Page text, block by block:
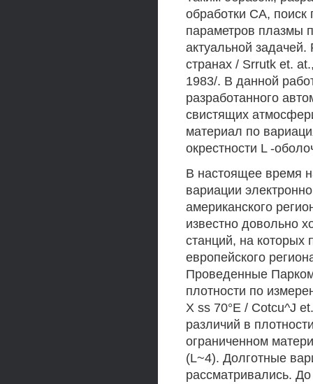
обработки СА,
параметров плазмы
актуальной
странах / Srrutk et.
1983/. В данной
разработанного
свистящих
материал по
окрестности L -
В настоящее время
вариации
американского
известно довольно
станций, на
европейского
Проведенные
плотности по
X ss 70°Е / Cotcu^J
различий в
ограниченном
(L~4). Долготные
рассматривались.